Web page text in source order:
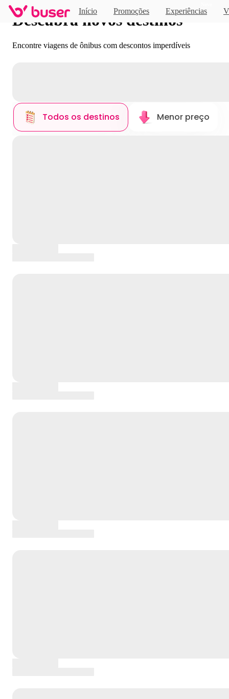
Início Promoções Experiências
Descubra novos destinos
Encontre viagens de ônibus com descontos imperdíveis
Todos os destinos Menor preço